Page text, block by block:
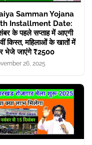
Samman Yojana
Installment Date:
के पहले सप्ताह में आएगी
किस्त, महिलाओं के खातों में
भेजे जाएंगे ₹2500
26, 2025